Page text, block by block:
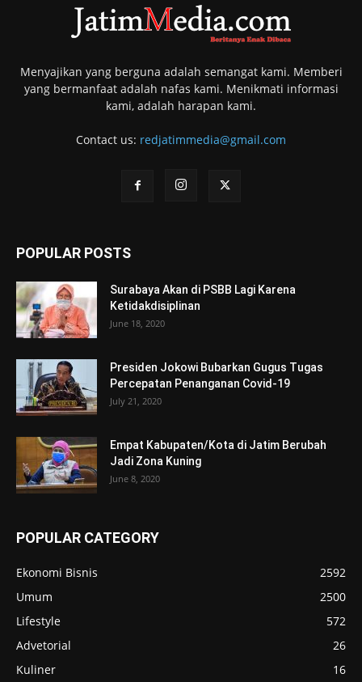
Menyajikan yang berguna adalah semangat kami. Memberi
yang bermanfaat adalah nafas kami. Menikmati informasi
kami, adalah harapan kami.
Contact us: redjatimmedia@gmail.com
POPULAR POSTS
Surabaya Akan di PSBB Lagi Karena
Ketidakdisiplinan
June 18, 2020
Presiden Jokowi Bubarkan Gugus Tugas
Percepatan Penanganan Covid-19
July 21, 2020
Empat Kabupaten/Kota di Jatim Berubah
Jadi Zona Kuning
June 8, 2020
POPULAR CATEGORY
Ekonomi Bisnis
2592
Umum
2500
Lifestyle
572
Advetorial
26
Kuliner
16